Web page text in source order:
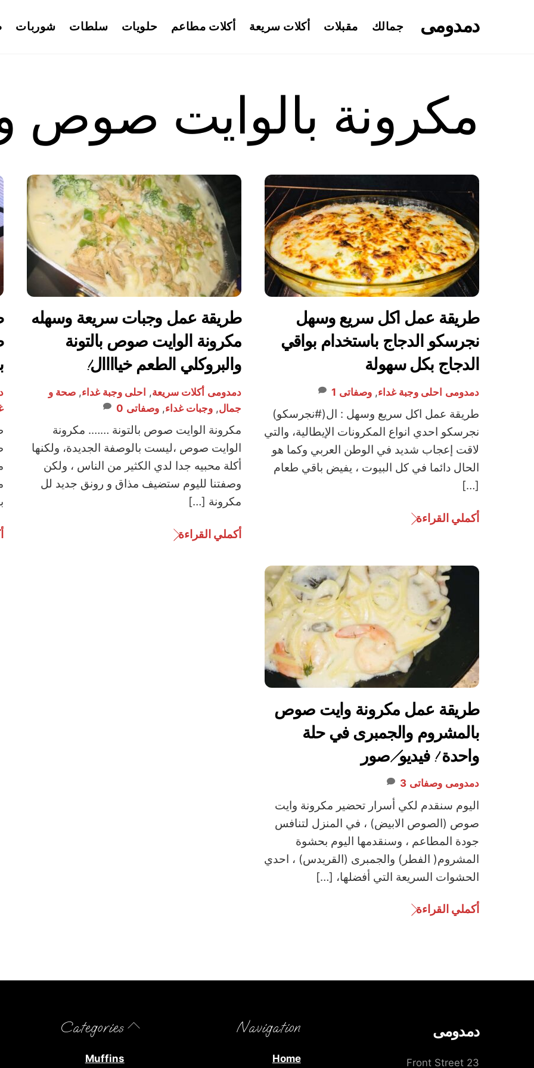
دمدومى جمالك مقبلات أكلات سريعة أكلات مطاعم حلويات سلطات شوربات
مكرونة بالوايت صوص
طريقة عمل اكل سريع وسهل
نجرسكو الدجاج باستخدام بواقي
الدجاج بكل سهولة
دمدومى احلى وجبة غداء, وصفاتى 1
طريقة عمل اكل سريع وسهل : ال(#نجرسكو)
نجرسكو احدي انواع المكرونات الإيطالية، والتي
لاقت إعجاب شديد في الوطن العربي وكما هو
الحال دائما في كل البيوت ، يفيض باقي طعام
[…]
أكملي القراءة
طريقة عمل وجبات سريعة وسهله
مكرونة الوايت صوص بالتونة
والبروكلي الطعم خياااال!
دمدومى أكلات سريعة, احلى وجبة غداء,صحة و
جمال,وجبات غداء,وصفاتى 0
مكرونة الوايت صوص بالتونة ……. مكرونة
الوايت صوص ،ليست بالوصفة الجديدة، ولكنها
أكلة محبيه جدا لدي الكثير من الناس ، ولكن
وصفتنا لليوم ستضيف مذاق و رونق جديد لل
مكرونة […]
أكملي القراءة
طريقة عمل مكرونة وايت صوص
بالمشروم والجمبرى في حلة
واحدة ! فيديو/صور
دمدومى وصفاتى 3
اليوم سنقدم لكي أسرار تحضير مكرونة وايت
صوص (الصوص الابيض) ، في المنزل لتنافس
جودة المطاعم ، وسنقدمها اليوم بحشوة
المشروم( الفطر) والجمبرى (القريدس) ، احدي
الحشوات السريعة التي أفضلها، […]
أكملي القراءة
Back
Top
دمدومى
23 Front Street
Navigation
Home
Categories
Muffins